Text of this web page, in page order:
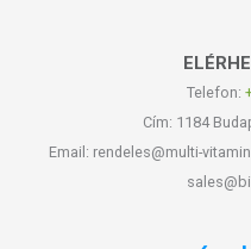
Telefon:
Cím: 1184
Email: rendeles@multi-